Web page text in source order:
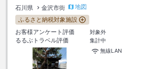
石川県 金沢市街
地図
ふるさと納税対象施設
お客様アンケート評価
対象外
るるぶトラベル評価
集計中
無線LAN